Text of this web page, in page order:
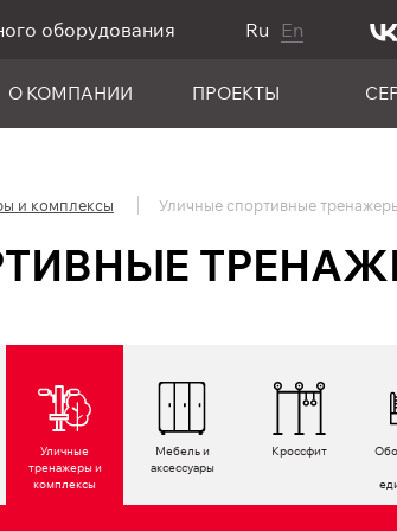
оборудования Ru En
О КОМПАНИИ ПРОЕКТЫ
и комплексы Уличные спортивные
Уличные
тренажеры и
комплексы
Мебель и
аксессуары
Кроссфит